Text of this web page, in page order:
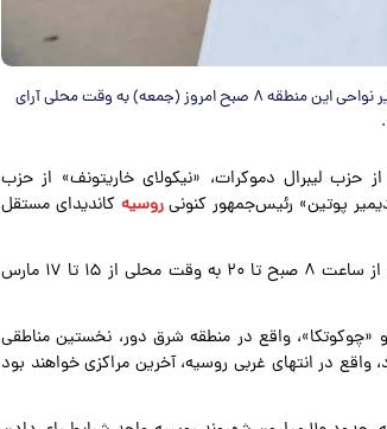
رای دهندگان روسی در شرق دور روسیه شامل «کامچاتکا»، «چوکوتکا» و سایر نواحی این منطقه ۸ صبح امروز (جمعه) به وقت محلی آرای
حزب لیبرال دموکرات، «نیکولای خاریتونف» از حزب
پوتین» رئیس‌جمهور کنونیروسیه کاندیدای مستقل
به نقل از خبرگزاری شینهوا، روسیه بیش از ۹۰ هزار حوزه رای‌گیری را از ساعت ۸ صبح تا ۲۰ به وقت محلی از ۱۵ تا ۱۷ مارس
«چوکوتکا»، واقع در منطقه شرق دور، نخستین مناطقی
واقع در انتهای غربی روسیه، آخرین مراکزی خواهند بود